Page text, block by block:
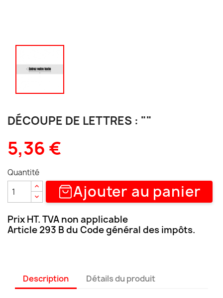
DÉCOUPE DE LETTRES : ""
5,36 €
Quantité
Ajouter au panier
Prix HT. TVA non applicable
Article 293 B du Code général des impôts.
Description Détails du produit